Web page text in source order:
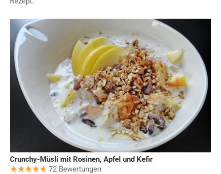
Crunchy-Müsli mit Rosinen, Apfel und Kefir
72 Bewertungen